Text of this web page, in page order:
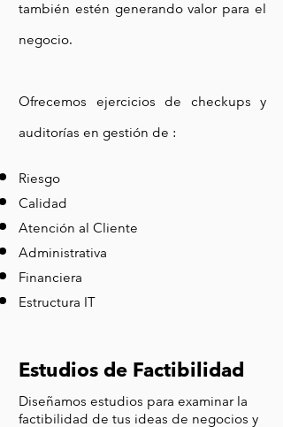
también estén generando valor para el
negocio.
Ofrecemos ejercicios de checkups y
auditorías en gestión de :
Riesgo
Calidad
Atención al Cliente
Administrativa
Financiera
Estructura IT
Estudios de Factibilidad
Diseñamos estudios para examinar la
factibilidad de tus ideas de negocios y